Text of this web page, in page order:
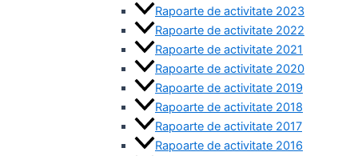
Rapoarte de activitate 2023
Rapoarte de activitate 2022
Rapoarte de activitate 2021
Rapoarte de activitate 2020
Rapoarte de activitate 2019
Rapoarte de activitate 2018
Rapoarte de activitate 2017
Rapoarte de activitate 2016